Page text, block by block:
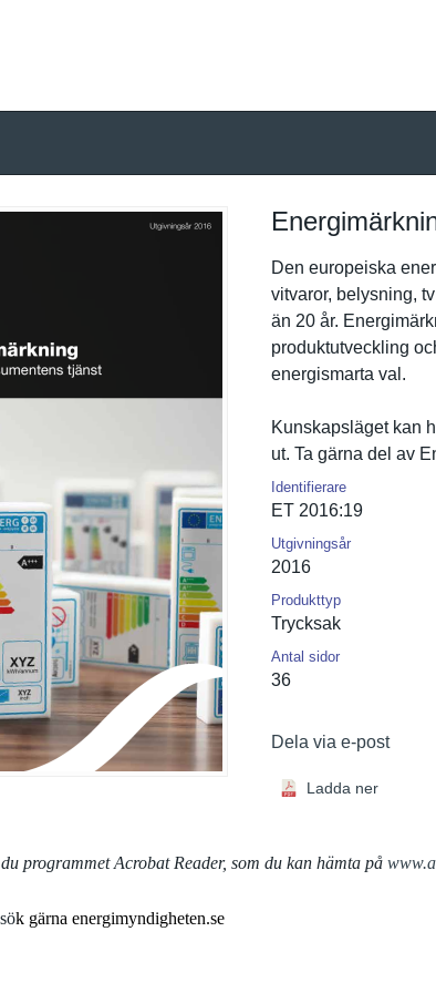
Den europeiska
vitvaror, belysning,
än 20 år.
produktutv­eckling
energismar­ta val.
Kunskapslä­get kan
ut. Ta gärna del av
Identifierare
ET 2016:19
Utgivningsår
2016
Produkttyp
Trycksak
Antal sidor
36
Dela via e-post
Ladda ner
programmet Acrobat Reader, som du kan hämta på
k gärna energimyndigheten.se